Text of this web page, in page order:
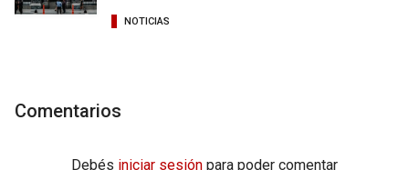
NOTICIAS
Comentarios
Debés iniciar sesión para poder comentar